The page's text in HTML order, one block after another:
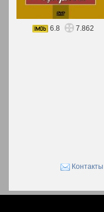
6.8 7.862
Контакты